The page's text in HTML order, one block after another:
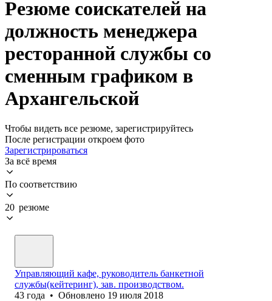
Резюме соискателей на
должность менеджера
ресторанной службы со
сменным графиком в
Архангельской
Чтобы видеть все резюме, зарегистрируйтесь
После регистрации откроем фото
Зарегистрироваться
За всё время
По соответствию
20 резюме
Управляющий кафе, руководитель банкетной
службы(кейтеринг), зав. производством.
43 года • Обновлено 19 июля 2018